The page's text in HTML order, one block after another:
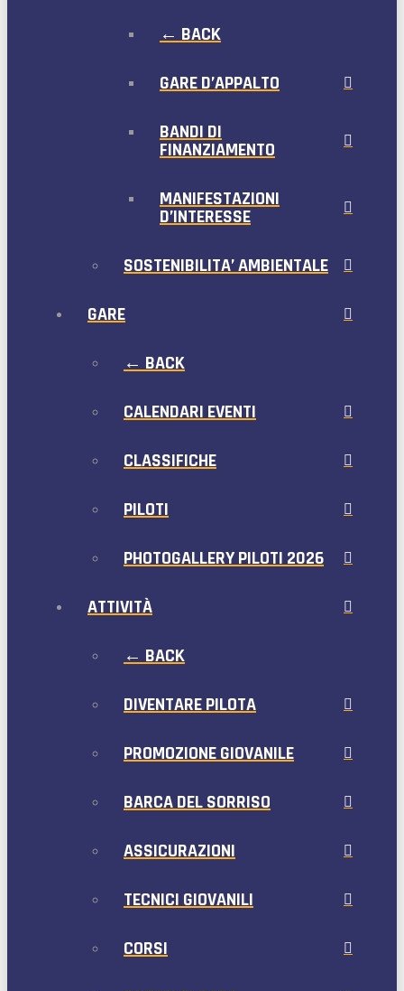
← BACK
GARE D’APPALTO
BANDI DI
FINANZIAMENTO
MANIFESTAZIONI
D’INTERESSE
SOSTENIBILITA’ AMBIENTALE
GARE
← BACK
CALENDARI EVENTI
CLASSIFICHE
PILOTI
PHOTOGALLERY PILOTI 2026
ATTIVITÀ
← BACK
DIVENTARE PILOTA
PROMOZIONE GIOVANILE
BARCA DEL SORRISO
ASSICURAZIONI
TECNICI GIOVANILI
CORSI